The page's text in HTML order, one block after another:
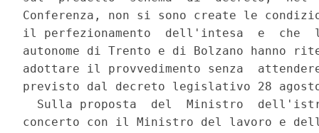
Conferenza, non si sono create le
il perfezionamento  dell'intesa  e  che
autonome di Trento e di Bolzano hanno
adottare il provvedimento senza
previsto dal decreto legislativo 28
Sulla proposta  del  Ministro
concerto con il Ministro del lavoro e